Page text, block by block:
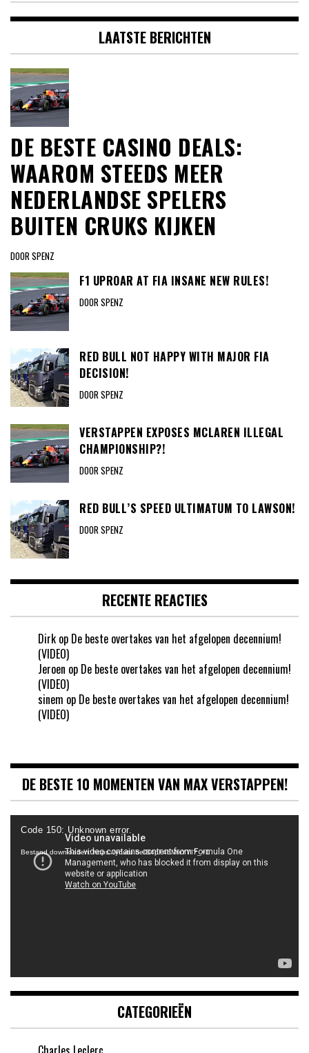
LAATSTE BERICHTEN
DE BESTE CASINO DEALS:
WAAROM STEEDS MEER
NEDERLANDSE SPELERS
BUITEN CRUKS KIJKEN
DOOR SPENZ
F1 UPROAR AT FIA INSANE NEW RULES!
DOOR SPENZ
RED BULL NOT HAPPY WITH MAJOR FIA
DECISION!
DOOR SPENZ
VERSTAPPEN EXPOSES MCLAREN ILLEGAL
CHAMPIONSHIP?!
DOOR SPENZ
RED BULL’S SPEED ULTIMATUM TO LAWSON!
DOOR SPENZ
RECENTE REACTIES
Dirk op De beste overtakes van het afgelopen decennium!
(VIDEO)
Jeroen op De beste overtakes van het afgelopen decennium!
(VIDEO)
sinem op De beste overtakes van het afgelopen decennium!
(VIDEO)
DE BESTE 10 MOMENTEN VAN MAX VERSTAPPEN!
Videospeler
Code 150: Unknown error.
Bestand downloaden: https://youtu.be/B4pF4bMwYYI?_=1
CATEGORIEËN